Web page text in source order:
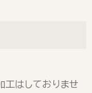
工はしておりませ